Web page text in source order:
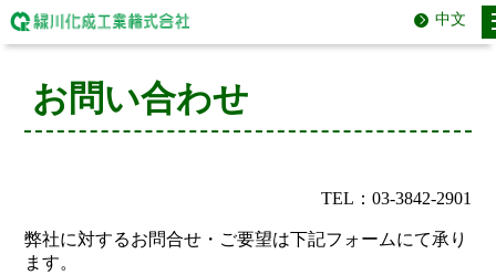
中文
お問い合わせ
TEL：03-3842-2901
弊社に対するお問合せ・ご要望は下記フォームにて承り
ます。